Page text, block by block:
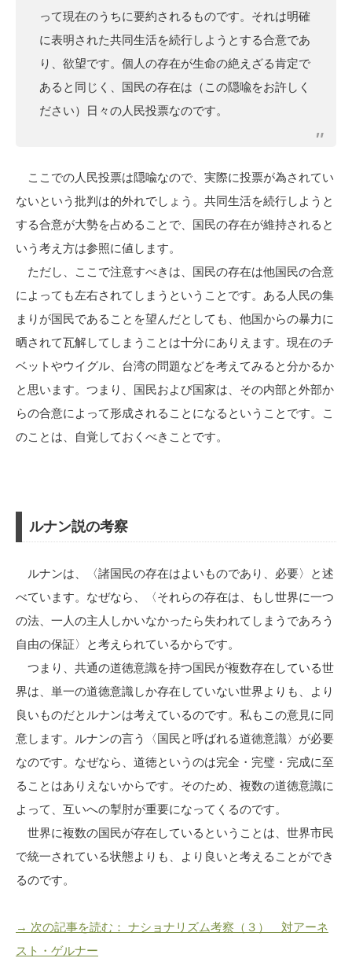
って現在のうちに要約されるものです。それは明確
に表明された共同生活を続行しようとする合意であ
り、欲望です。個人の存在が生命の絶えざる肯定で
あると同じく、国民の存在は（この隠喩をお許しく
ださい）日々の人民投票なのです。
ここでの人民投票は隠喩なので、実際に投票が為されてい
ないという批判は的外れでしょう。共同生活を続行しようと
する合意が大勢を占めることで、国民の存在が維持されると
いう考え方は参照に値します。
ただし、ここで注意すべきは、国民の存在は他国民の合意
によっても左右されてしまうということです。ある人民の集
まりが国民であることを望んだとしても、他国からの暴力に
晒されて瓦解してしまうことは十分にありえます。現在のチ
ベットやウイグル、台湾の問題などを考えてみると分かるか
と思います。つまり、国民および国家は、その内部と外部か
らの合意によって形成されることになるということです。こ
のことは、自覚しておくべきことです。
ルナン説の考察
ルナンは、〈諸国民の存在はよいものであり、必要〉と述
べています。なぜなら、〈それらの存在は、もし世界に一つ
の法、一人の主人しかいなかったら失われてしまうであろう
自由の保証〉と考えられているからです。
つまり、共通の道徳意識を持つ国民が複数存在している世
界は、単一の道徳意識しか存在していない世界よりも、より
良いものだとルナンは考えているのです。私もこの意見に同
意します。ルナンの言う〈国民と呼ばれる道徳意識〉が必要
なのです。なぜなら、道徳というのは完全・完璧・完成に至
ることはありえないからです。そのため、複数の道徳意識に
よって、互いへの掣肘が重要になってくるのです。
世界に複数の国民が存在しているということは、世界市民
で統一されている状態よりも、より良いと考えることができ
るのです。
→ 次の記事を読む： ナショナリズム考察（３） 対アーネ
スト・ゲルナー